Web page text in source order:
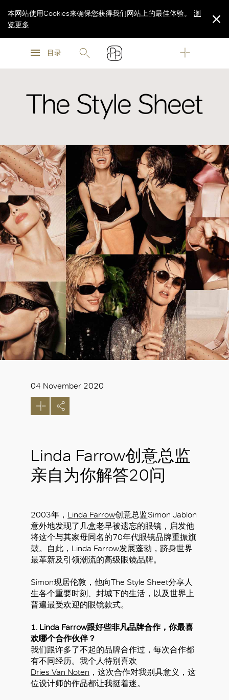
浏
目录
本网站使用Cookies来确保您获得我们网站上的最佳体验。
浏
览更多
The Style Sheet
04 November 2020
Linda Farrow创意总监
亲自为你解答20问
2003年， Linda Farrow创意总监Simon Jablon
意外地发现了几盒老早被遗忘的眼镜，启发他
将这个与其家母同名的70年代眼镜品牌重振旗
鼓。自此，Linda Farrow发展蓬勃，跻身世界
最革新及引领潮流的高级眼镜品牌。
Simon现居伦敦，他向The Style Sheet分享人
生各个重要时刻、封城下的生活，以及世界上
普遍最受欢迎的眼镜款式。
1. Linda Farrow跟好些非凡品牌合作，你最喜
欢哪个合作伙伴？
我们跟许多了不起的品牌合作过，每次合作都
有不同经历。我个人特别喜欢
Dries Van Noten ，这次合作对我别具意义，这
位设计师的作品都让我挺着迷。